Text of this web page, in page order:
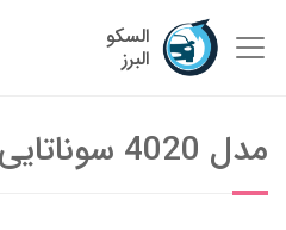
السکو
البرز
مدل 4020 سوناتایی